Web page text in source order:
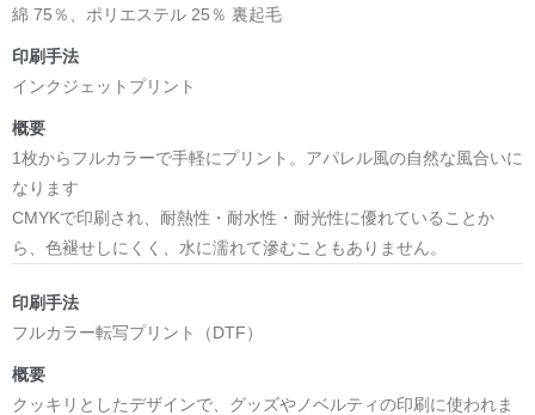
綿 75％、ポリエステル 25％ 裏起毛
印刷手法
インクジェットプリント
概要
1枚からフルカラーで手軽にプリント。アパレル風の自然な風合いに
なります
CMYKで印刷され、耐熱性・耐水性・耐光性に優れていることか
ら、色褪せしにくく、水に濡れて滲むこともありません。
印刷手法
フルカラー転写プリント（DTF）
概要
クッキリとしたデザインで、グッズやノベルティの印刷に使われま